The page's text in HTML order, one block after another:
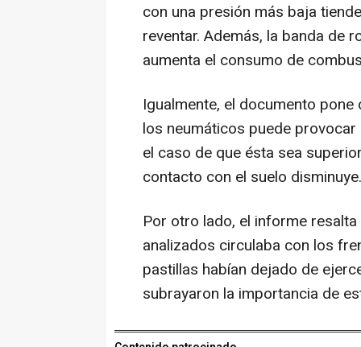
con una presión más baja
reventar. Además, la banda de
aumenta el consumo de
Igualmente, el documento
los neumáticos puede
el caso de que ésta sea
contacto con el suelo disminuye.
Por otro lado, el informe
analizados circulaba con los
pastillas habían dejado de
subrayaron la importancia de